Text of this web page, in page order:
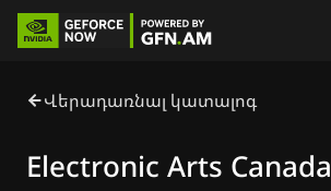
Վերադառնալ կատալոգ
Electronic Arts Canada